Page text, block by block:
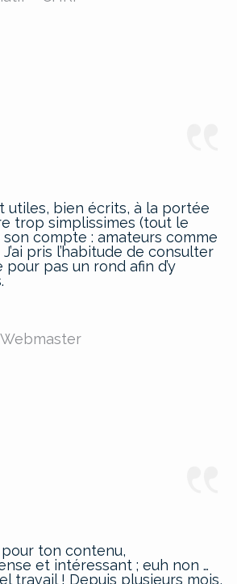
utiles, bien écrits, à la portée
trop simplissimes (tout le
compte : amateurs comme
pris l’habitude de consulter
pas un rond afin d’y
ton contenu,
et intéressant ; euh non …
travail ! Depuis plusieurs mois,